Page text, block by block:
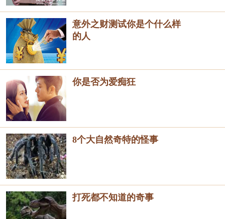
意外之财测试你是个什么样
的人
你是否为爱痴狂
8个大自然奇特的怪事
打死都不知道的奇事